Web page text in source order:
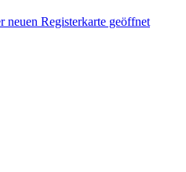
neuen Registerkarte geöffnet